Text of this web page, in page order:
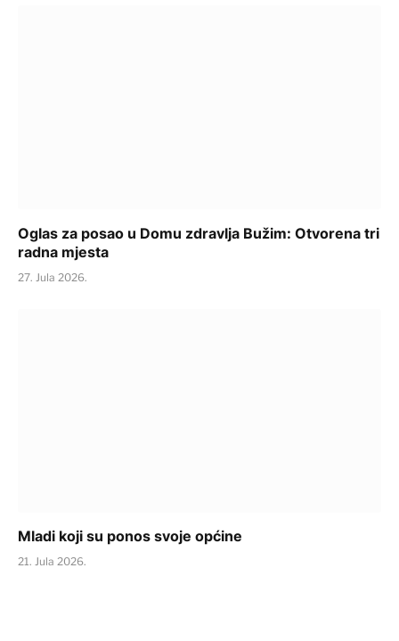
Oglas za posao u Domu zdravlja Bužim: Otvorena tri
radna mjesta
27. Jula 2026.
Mladi koji su ponos svoje općine
21. Jula 2026.